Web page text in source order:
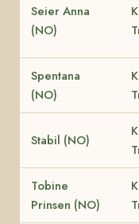
Seier Anna
(NO)
Spentana
(NO)
Stabil (NO)
Tobine
Prinsen (NO)